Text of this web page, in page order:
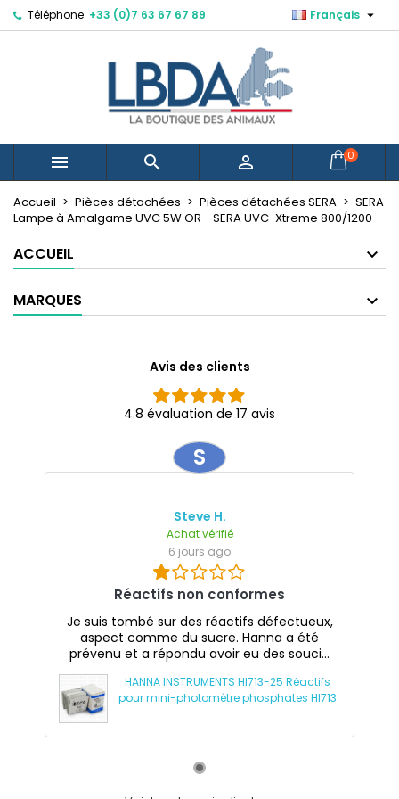
Téléphone: +33 (0)7 63 67 67 89 Français 
   0
Accueil Pièces détachées Pièces détachées SERA
SERA
Lampe à Amalgame UVC 5W OR - SERA UVC-­Xtreme 800/1200
ACCUEIL
MARQUES
Avis des clients
4.8 évaluation de 17 avis
S
Steve H.
Achat vérifié
6 jours ago
Réactifs non conformes
Je suis tombé sur des réactifs défectueux,
aspect comme du sucre. Hanna a été
prévenu et a répondu avoir eu des souci...
HANNA INSTRUMENTS HI713-25 Réactifs
pour mini-photomètre phosphates HI713
Mes listes d'envies ×
add_circle_outline Créer une nouvelle liste
Créer une liste d'envies ×
Nom de la liste d'envies
Annuler Créer une liste d'envies
Connexion ×
Vous devez être connecté pour ajouter des produits
à votre liste d'envies.
Annuler Connexion